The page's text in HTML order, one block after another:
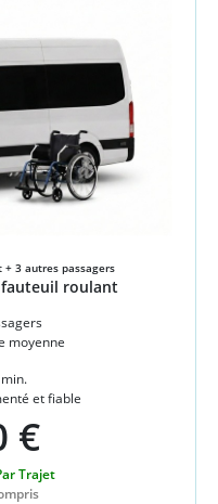
3 autres passagers
fauteuil roulant
moyenne
et fiable
€
Trajet